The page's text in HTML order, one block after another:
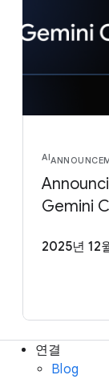
AI
Gemini
2025년 12
연결
Blog